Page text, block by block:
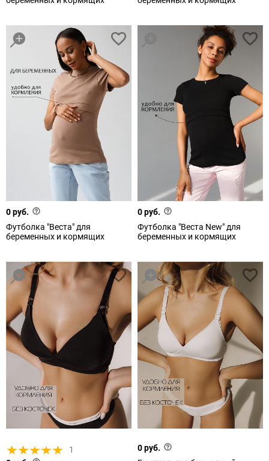
0 руб.
Футболка "Веста" для
беременных и кормящих
0 руб.
Футболка "Веста New" для
беременных и кормящих
1
0 руб.